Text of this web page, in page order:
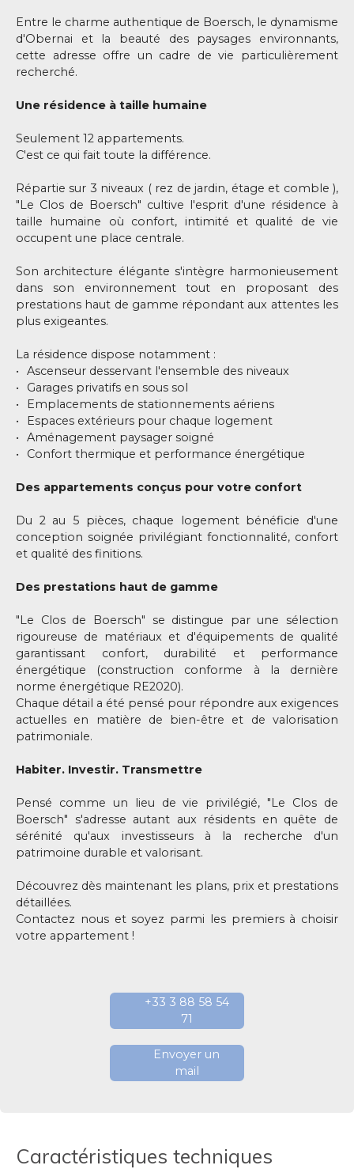
Entre le charme authentique de Boersch, le dynamisme
d'Obernai et la beauté des paysages environnants,
cette adresse offre un cadre de vie particulièrement
recherché.
Une résidence à taille humaine
Seulement 12 appartements.
C'est ce qui fait toute la différence.
Répartie sur 3 niveaux ( rez de jardin, étage et comble ),
"Le Clos de Boersch" cultive l'esprit d'une résidence à
taille humaine où confort, intimité et qualité de vie
occupent une place centrale.
Son architecture élégante s'intègre harmonieusement
dans son environnement tout en proposant des
prestations haut de gamme répondant aux attentes les
plus exigeantes.
La résidence dispose notamment :
Ascenseur desservant l'ensemble des niveaux
Garages privatifs en sous sol
Emplacements de stationnements aériens
Espaces extérieurs pour chaque logement
Aménagement paysager soigné
Confort thermique et performance énergétique
Des appartements conçus pour votre confort
Du 2 au 5 pièces, chaque logement bénéficie d'une
conception soignée privilégiant fonctionnalité, confort
et qualité des finitions.
Des prestations haut de gamme
"Le Clos de Boersch" se distingue par une sélection
rigoureuse de matériaux et d'équipements de qualité
garantissant confort, durabilité et performance
énergétique (construction conforme à la dernière
norme énergétique RE2020).
Chaque détail a été pensé pour répondre aux exigences
actuelles en matière de bien-être et de valorisation
patrimoniale.
Habiter. Investir. Transmettre
Pensé comme un lieu de vie privilégié, "Le Clos de
Boersch" s'adresse autant aux résidents en quête de
sérénité qu'aux investisseurs à la recherche d'un
patrimoine durable et valorisant.
Découvrez dès maintenant les plans, prix et prestations
détaillées.
Contactez nous et soyez parmi les premiers à choisir
votre appartement !
+33 3 88 58 54
71
Envoyer un
mail
Caractéristiques techniques